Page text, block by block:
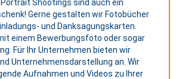
Shootings sind auch ein
Gerne gestalten wir Fotobücher
und Danksagungskarten.
einem Bewerbungsfoto oder sogar
Für Ihr Unternehmen bieten wir
Unternehmensdarstellung an. Wir
Aufnahmen und Videos zu Ihrer